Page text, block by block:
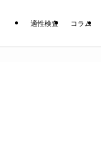
適性検査 コラム